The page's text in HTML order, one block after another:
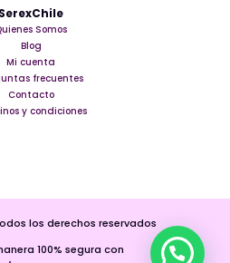
SerexChile
Somos
Blog
Mi cuenta
frecuentes
Contacto
y condiciones
los derechos reservados
100% segura con